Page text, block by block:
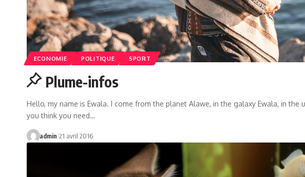
ECONOMIE POLITIQUE SPORT
Plume-infos
Hello, my name is Ewala. I come from the planet Alawe, in the galaxy Ewala, in the
you think you need…
admin 21 avril 2016